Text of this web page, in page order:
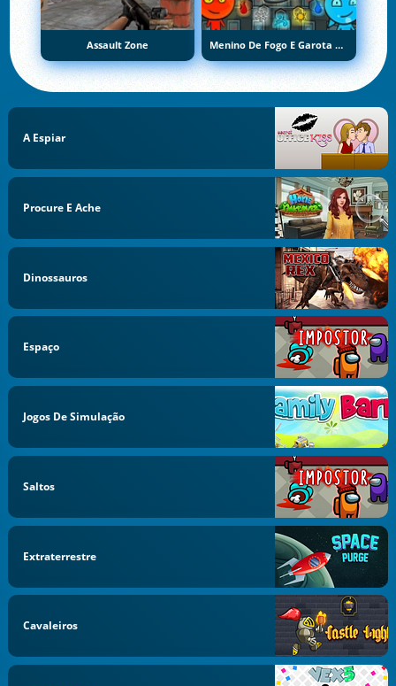
Assault Zone Menino De Fogo E Garota De Água 5: Elementos
A Espiar
Procure E Ache
Dinossauros
Espaço
Jogos De Simulação
Saltos
Extraterrestre
Cavaleiros